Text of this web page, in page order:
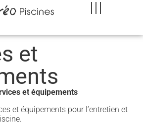
et
et équipements
et équipements pour l’entretien et